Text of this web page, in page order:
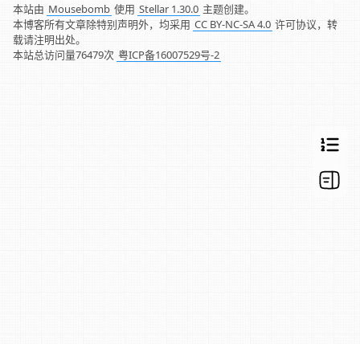
本站由 Mousebomb 使用 Stellar 1.30.0 主题创建。
本博客所有文章除特别声明外，均采用 CC BY-NC-SA 4.0 许可协议，转
载请注明出处。
本站总访问量76479次 粤ICP备16007529号-2